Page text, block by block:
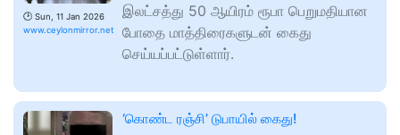
🕑 Sun, 11 Jan 2026
www.ceylonmirror.net
இலட்சத்து 50 ஆயிரம் ரூபா பெறுமதியான
போதை மாத்திரைகளுடன் கைது
செய்யப்பட்டுள்ளார்.
‘கொண்ட ரஞ்சி’ டுபாயில் கைது!